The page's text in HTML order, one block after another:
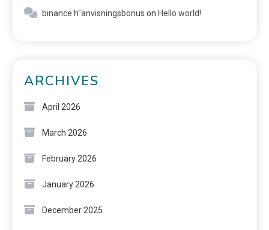
binance h"anvisningsbonus on Hello world!
ARCHIVES
April 2026
March 2026
February 2026
January 2026
December 2025